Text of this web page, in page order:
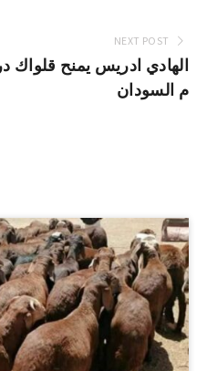
NEXT POST
الهادي ادريس يمنح قلواك
م السودان